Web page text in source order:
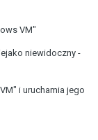
VM"
niewidoczny -
i uruchamia jego